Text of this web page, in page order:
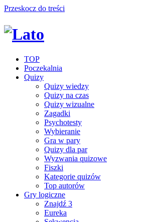
Przeskocz do treści
TOP
Poczekalnia
Quizy
Quizy wiedzy
Quizy na czas
Quizy wizualne
Zagadki
Psychotesty
Wybieranie
Gra w pary
Quizy dla par
Wyzwania quizowe
Fiszki
Kategorie quizów
Top autorów
Gry logiczne
Znajdź 3
Eureka